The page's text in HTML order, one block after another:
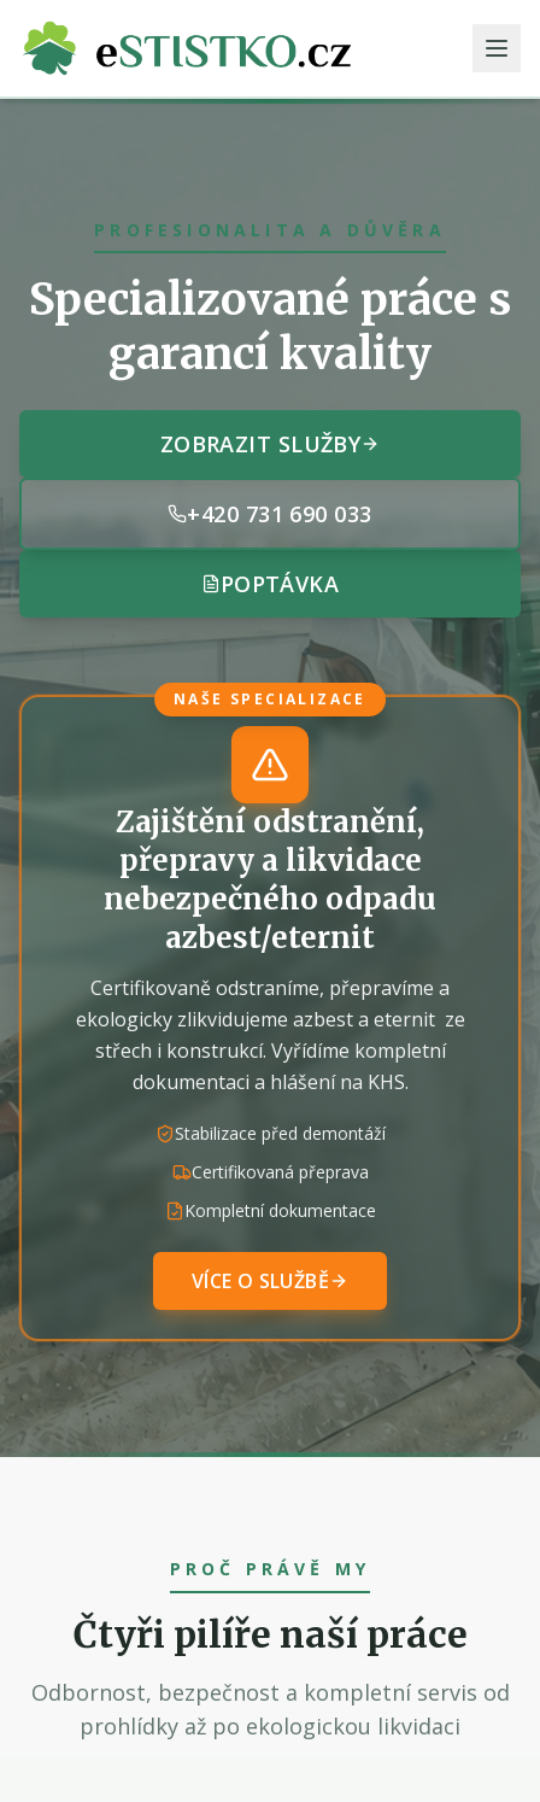
PROFESIONALITA A DŮVĚRA
Specializované práce s
garancí kvality
ZOBRAZIT SLUŽBY
+420 731 690 033
POPTÁVKA
NAŠE SPECIALIZACE
Zajištění odstranění,
přepravy a likvidace
nebezpečného odpadu
azbest/eternit
Certifikovaně odstraníme, přepravíme a
ekologicky zlikvidujeme azbest a eternit ze
střech i konstrukcí. Vyřídíme kompletní
dokumentaci a hlášení na KHS.
Stabilizace před demontáží
Certifikovaná přeprava
Kompletní dokumentace
VÍCE O SLUŽBĚ
PROČ PRÁVĚ MY
Čtyři pilíře naší práce
Odbornost, bezpečnost a kompletní servis od
prohlídky až po ekologickou likvidaci